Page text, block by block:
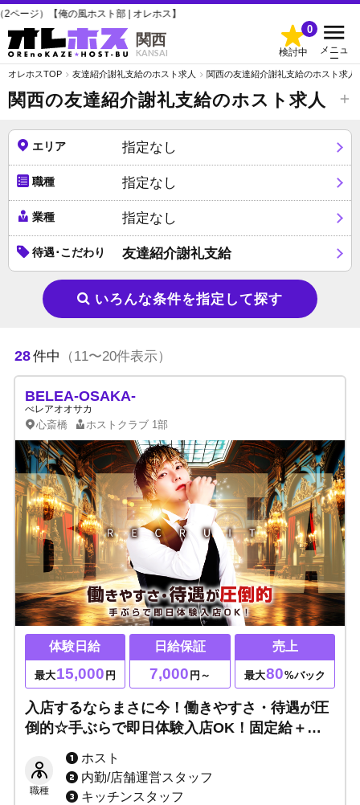
ホスト部 | オレホス】
関西
KANSAI 検討中
0
メニュ
ー
オレホスTOP 友達紹介謝礼支給のホスト求人 関西の友達紹介謝礼支給のホスト求人
関西の友達紹介謝礼支給のホスト求人
エリア 指定なし
職種 指定なし
業種 指定なし
待遇･こだわり 友達紹介謝礼支給
いろんな条件を指定して探す
28件中 （11〜20件表示）
BELEA-OSAKA-
べレアオオサカ
心斎橋 ホストクラブ 1部
体験日給
最大15,000 円
日給保証
7,000 円～
売上
最大80%バック
入店するならまさに今！働きやすさ・待遇が圧
倒的☆手ぶらで即日体験入店OK！固定給＋売
上バック◎移籍者売上100%あり◎3カ月間寮費
無料・携帯代支給可能！「最高」を勝ち取りた
い方大歓迎！
職種
ホスト
内勤/店舗運営スタッフ
キッチンスタッフ